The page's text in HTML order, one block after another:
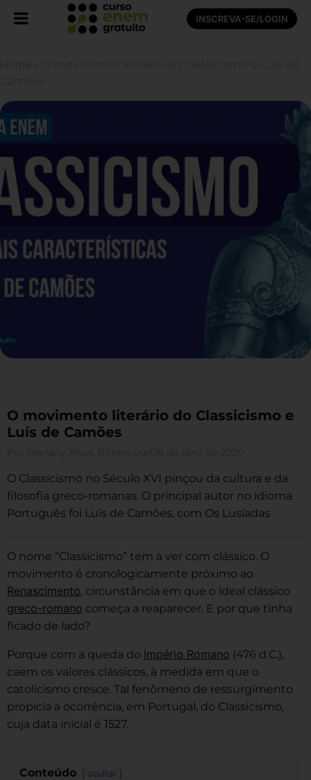
INSCREVA-SE/LOGIN
O movimento literário do Classicismo e
Luís de Camões
O Classicismo no Século XVI pinçou da cultura e da
filosofia greco-romanas. O principal autor no idioma
Português foi Luís de Camões, com Os Lusíadas
O nome “Classicismo” tem a ver com clássico. O
movimento é cronologicamente próximo ao
Renascimento, circunstância em que o ideal clássico
greco-romano começa a reaparecer. E por que tinha
ficado de lado?
Porque com a queda do Império Romano (476 d.C.),
caem os valores clássicos, à medida em que o
catolicismo cresce. Tal fenômeno de ressurgimento
propicia a ocorrência, em Portugal, do Classicismo,
cuja data inicial é 1527.
Conteúdo ocultar